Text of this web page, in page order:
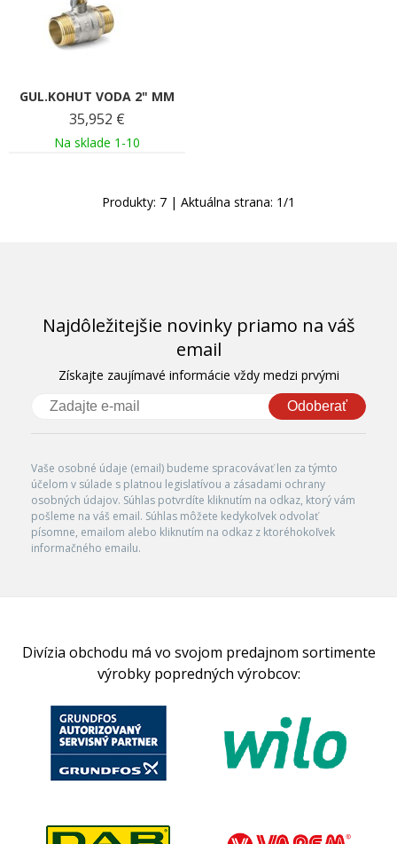
GUL.KOHUT VODA 2" MM
35,952 €
Na sklade 1-10
Produkty: 7 | Aktuálna strana: 1/1
Najdôležitejšie novinky priamo na váš
email
Získajte zaujímavé informácie vždy medzi prvými
Odoberať
Vaše osobné údaje (email) budeme spracovávať len za týmto
účelom v súlade s platnou legislatívou a zásadami ochrany
osobných údajov. Súhlas potvrdíte kliknutím na odkaz, ktorý vám
pošleme na váš email. Súhlas môžete kedykoľvek odvolať
písomne, emailom alebo kliknutím na odkaz z ktoréhokoľvek
informačného emailu.
Divízia obchodu má vo svojom predajnom sortimente
výrobky popredných výrobcov: